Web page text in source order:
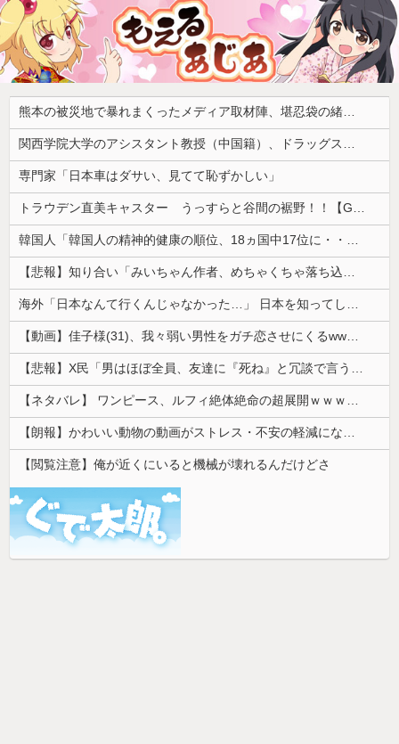
熊本の被災地で暴れまくったメディア取材陣、堪忍袋の緒が切れた地元住民が苦情を寄せまくった結果……
関西学院大学のアシスタント教授（中国籍）、ドラッグストアで現行犯逮捕 万引き容疑
専門家「日本車はダサい、見てて恥ずかしい」
トラウデン直美キャスター うっすらと谷間の裾野！！【GIF動画あり】
韓国人「韓国人の精神的健康の順位、18ヵ国中17位に・・・」→「日本に勝った！！！！！」
【悲報】知り合い「みいちゃん作者、めちゃくちゃ落ち込んでる。以前みいちゃんへの深い愛を語ってくれた」
海外「日本なんて行くんじゃなかった…」 日本を知ってしまったディズニー信者、帰国後『本家』に失望する事態に
【動画】佳子様(31)、我々弱い男性をガチ恋させにくるwwwwwww 【Pickup05164714】
【悲報】X民「男はほぼ全員、友達に『死ね』と冗談で言うことがある」←これマジ？ｗｗｗｗ
【ネタバレ】 ワンピース、ルフィ絶体絶命の超展開ｗｗｗｗｗｗｗｗｗｗｗｗｗｗｗｗｗｗｗｗｗｗｗｗｗｗｗｗｗｗｗｗｗｗｗｗｗｗｗｗｗｗｗｗｗ...
【朗報】かわいい動物の動画がストレス・不安の軽減になる可能性。英大学の研究で実証
【閲覧注意】俺が近くにいると機械が壊れるんだけどさ